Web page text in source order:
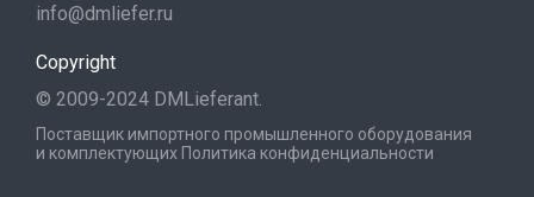
info@dmliefer.ru
Copyright
© 2009-2024 DMLieferant.
Поставщик импортного промышленного оборудования
и комплектующих Политика конфиденциальности